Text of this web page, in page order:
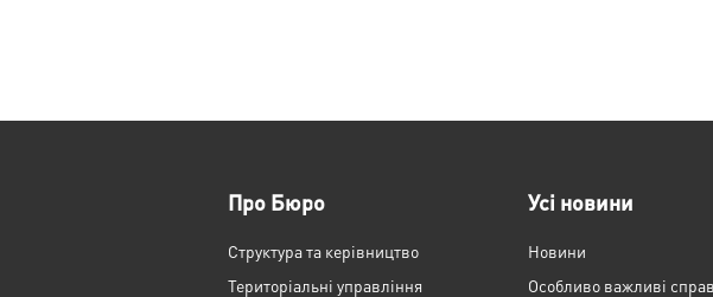
Про Бюро
Структура та керівництво
Територіальні управління
Усі новини
Новини
Особливо важливі